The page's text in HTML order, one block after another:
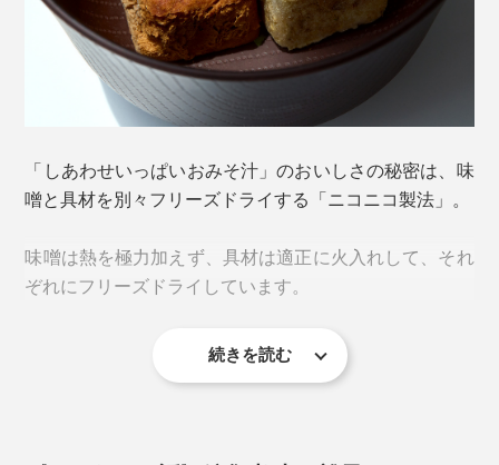
ひと口大にカット。香りのアクセントの三つ葉を刻ん
で、1人前ずつのトレイに入れるところまで、すべてが
手作業。
かかる手間ひまを思うと、頭が下がります。
「しあわせいっぱいおみそ汁」のおいしさの秘密は、味
噌と具材を別々フリーズドライする「ニコニコ製法」。
味噌は熱を極力加えず、具材は適正に火入れして、それ
ぞれにフリーズドライしています。
続きを読む